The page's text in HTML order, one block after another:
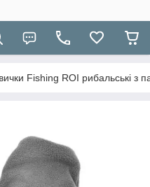
Fishing ROI рибальські з